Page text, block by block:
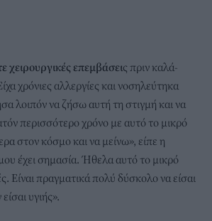
χειρουργικές επεμβάσεις πριν καλά-
χρόνιες αλλεργίες και νοσηλεύτηκα
λοιπόν να ζήσω αυτή τη στιγμή και να
περισσότερο χρόνο με αυτό το μικρό
στον κόσμο και να μείνω», είπε η
έχει σημασία. Ήθελα αυτό το μικρό
Είναι πραγματικά πολύ δύσκολο να είσαι
υγιής».